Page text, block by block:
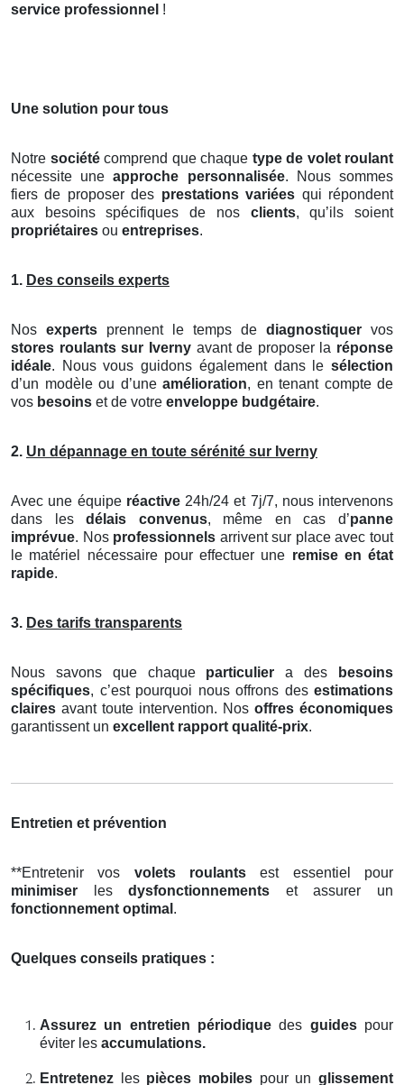
service professionnel !
Une solution pour tous
Notre sociétécomprend que chaque type de volet roulant
nécessite uneapproche personnalisée. Nous sommes
fiers de proposer des prestations variées qui répondent
aux besoins spécifiques de nos clients, qu’ils soient
propriétaires ou entreprises.
1. Des conseils experts
Nos experts prennent le temps de diagnostiquer vos
stores roulants sur Iverny avant de proposer la réponse
idéale. Nous vous guidons également dans le sélection
d’un modèle ou d’une amélioration, en tenant compte de
vos besoins et de votre enveloppe budgétaire.
2. Un dépannage en toute sérénité sur Iverny
Avec une équipe réactive24h/24 et 7j/7, nous intervenons
dans lesdélais convenus, même en cas d’panne
imprévue. Nos professionnels arrivent sur place avec tout
le matériel nécessaire pour effectuer une remise en état
rapide.
3. Des tarifs transparents
Nous savons que chaque particulier a des
besoins
spécifiques, c’est pourquoi nous offrons des estimations
claires avant toute intervention. Nos offres économiques
garantissent un excellent rapport qualité-prix.
Entretien et prévention
**Entretenir vos volets roulants est essentiel pour
minimiser lesdysfonctionnements et assurer un
fonctionnement optimal .
Quelques conseils pratiques :
Assurez un entretien périodique des guidespour
éviter les accumulations.
Entretenez les pièces mobiles pour unglissement